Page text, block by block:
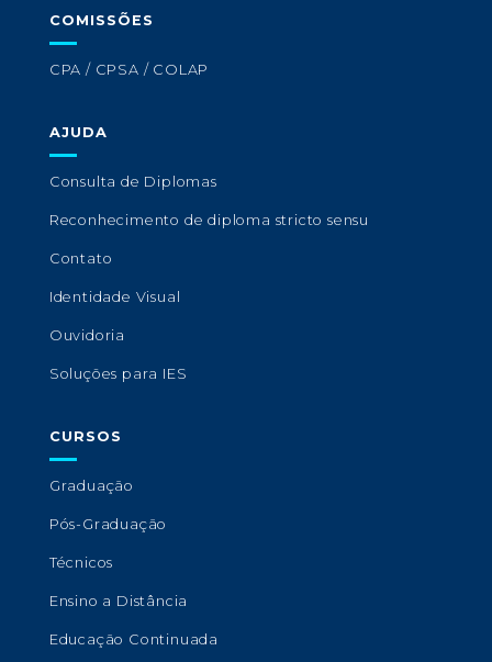
COMISSÕES
CPA / CPSA / COLAP
AJUDA
Consulta de Diplomas
Reconhecimento de diploma stricto sensu
Contato
Identidade Visual
Ouvidoria
Soluções para IES
CURSOS
Graduação
Pós-Graduação
Técnicos
Ensino a Distância
Educação Continuada